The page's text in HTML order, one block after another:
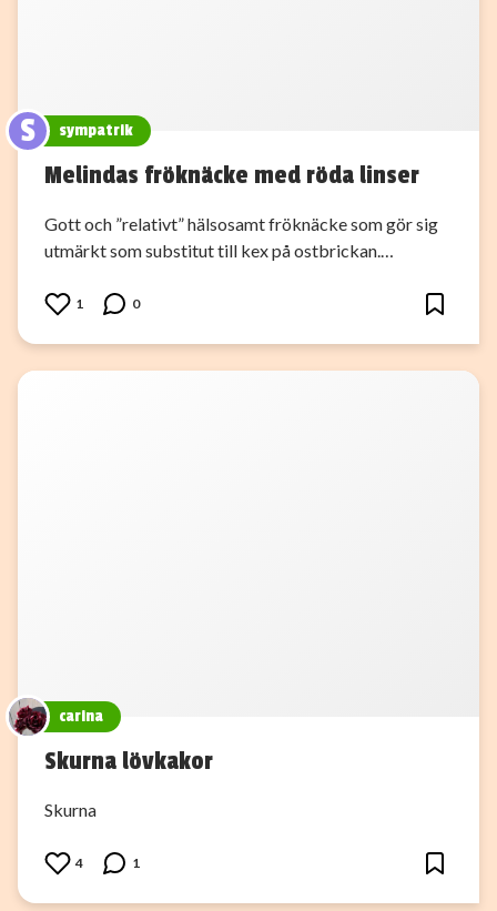
S sympatrik
Melindas fröknäcke med röda linser
Gott och ”relativt” hälsosamt fröknäcke som gör sig
utmärkt som substitut till kex på ostbrickan.…
1 0
carina
Skurna lövkakor
Skurna
4 1